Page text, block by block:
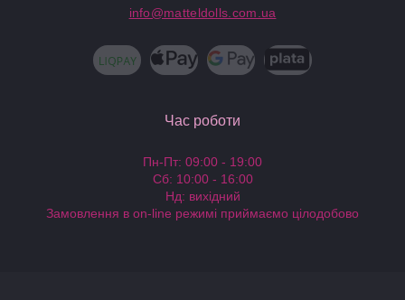
info@matteldolls.com.ua
Час роботи
Пн-Пт: 09:00 - 19:00
Сб: 10:00 - 16:00
Нд: вихідний
Замовлення в on-line режимі приймаємо цілодобово